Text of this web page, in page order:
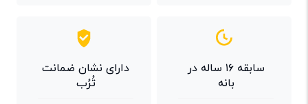
سابقه ۱۶ ساله در
بانه
دارای نشان ضمانت
تُرُب